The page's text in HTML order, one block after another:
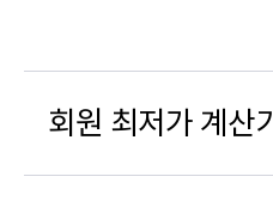
회원 최저가 계산기